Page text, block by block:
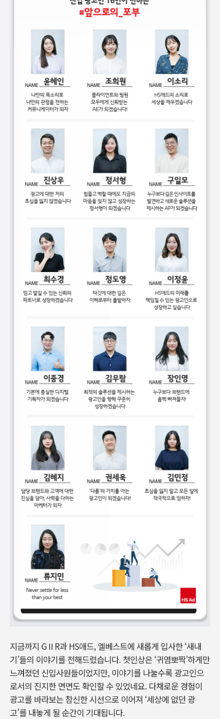
지금까지 GⅡR과 HS애드, 엘베스트에 새롭게 입사한 ‘새내
기’들의 이야기를 전해드렸습니다. 첫인상은 ‘귀염뽀짝’하게만
느껴졌던 신입사원들이었지만, 이야기를 나눌수록 광고인으
로서의 진지한 면면도 확인할 수 있었네요. 다채로운 경험이
광고를 바라보는 참신한 시선으로 이어져 ‘세상에 없던 광
고’를 내놓게 될 순간이 기대됩니다.